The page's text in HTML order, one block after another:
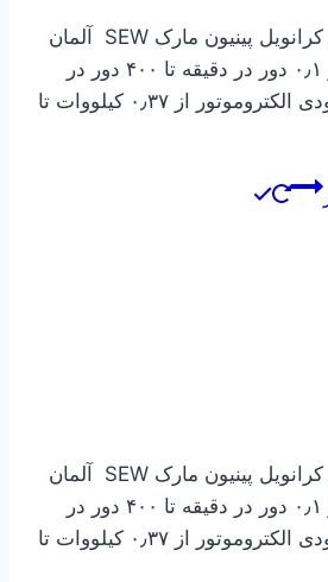
الکتروگیربکس کرانویل پینیون مارک SEW آلمان
دور خروجی از ۰٫۱ دور در دقیقه تا ۴۰۰ دور در
دقیقه توان ورودی الکتروموتور از ۰٫۳۷ کیلووات تا
الکتروگیربکس کرانویل پینیون مارک SEW آلمان
دور خروجی از ۰٫۱ دور در دقیقه تا ۴۰۰ دور در
دقیقه توان ورودی الکتروموتور از ۰٫۳۷ کیلووات تا